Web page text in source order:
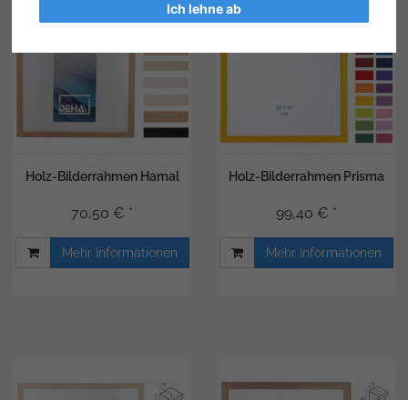
Ich lehne ab
Holz-Bilderrahmen Hamal
70,50 € *
Mehr Informationen
Holz-Bilderrahmen Prisma
99,40 € *
Mehr Informationen